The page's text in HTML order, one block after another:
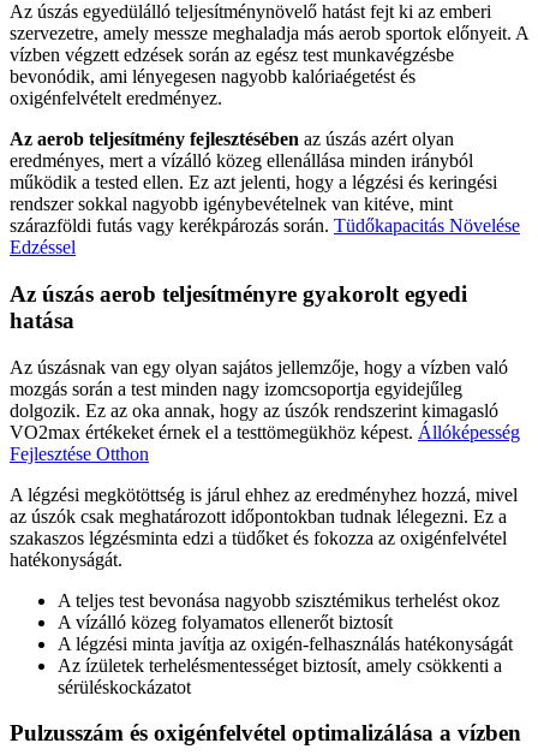
Az úszás egyedülálló teljesítménynövelő hatást fejt ki az emberi
szervezetre, amely messze meghaladja más aerob sportok előnyeit. A
vízben végzett edzések során az egész test munkavégzésbe
bevonódik, ami lényegesen nagyobb kalóriaégetést és
oxigénfelvételt eredményez.
Az aerob teljesítmény fejlesztésében az úszás azért olyan
eredményes, mert a vízálló közeg ellenállása minden irányból
működik a tested ellen. Ez azt jelenti, hogy a légzési és keringési
rendszer sokkal nagyobb igénybevételnek van kitéve, mint
szárazföldi futás vagy kerékpározás során. Tüdőkapacitás Növelése
Edzéssel
Az úszás aerob teljesítményre gyakorolt egyedi
hatása
Az úszásnak van egy olyan sajátos jellemzője, hogy a vízben való
mozgás során a test minden nagy izomcsoportja egyidejűleg
dolgozik. Ez az oka annak, hogy az úszók rendszerint kimagasló
VO2max értékeket érnek el a testtömegükhöz képest. Állóképesség
Fejlesztése Otthon
A légzési megkötöttség is járul ehhez az eredményhez hozzá, mivel
az úszók csak meghatározott időpontokban tudnak lélegezni. Ez a
szakaszos légzésminta edzi a tüdőket és fokozza az oxigénfelvétel
hatékonyságát.
A teljes test bevonása nagyobb szisztémikus terhelést okoz
A vízálló közeg folyamatos ellenerőt biztosít
A légzési minta javítja az oxigén-felhasználás hatékonyságát
Az ízületek terhelésmentességet biztosít, amely csökkenti a
sérüléskockázatot
Pulzusszám és oxigénfelvétel optimalizálása a vízben